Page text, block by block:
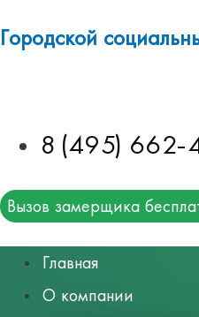
Городской
8 (495) 662-
Вызов замерщика
Главная
О компании